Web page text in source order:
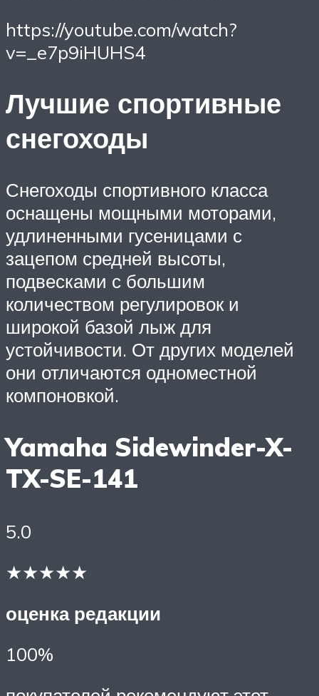
https://youtube.com/watch?
v=_e7p9iHUHS4
Лучшие спортивные
снегоходы
Снегоходы спортивного класса
оснащены мощными моторами,
удлиненными гусеницами с
зацепом средней высоты,
подвесками с большим
количеством регулировок и
широкой базой лыж для
устойчивости. От других моделей
они отличаются одноместной
компоновкой.
Yamaha Sidewinder-X-
TX-SE-141
5.0
★★★★★
оценка редакции
100%